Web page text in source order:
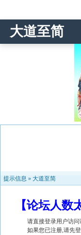
大道至简
提示信息 » 大道至简
【论坛人
请直接登录用户访
如果您已注册,请先